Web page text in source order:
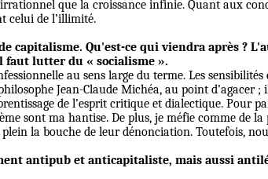
que la croissance infinie. Quant aux
celui de l’illimité.
capitalisme. Qu'est-ce qui viendra après ?
faut lutter du « socialisme ».
au sens large du terme. Les
Jean-Claude Michéa, au point d’agacer
de l’esprit critique et dialectique. Pour
sont ma hantise. De plus, je méfie comme
la bouche de leur dénonciation. Toutefois,
antipub et anticapitaliste, mais aussi